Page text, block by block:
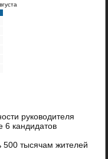
руководителя
6 кандидатов
тысячам жителей